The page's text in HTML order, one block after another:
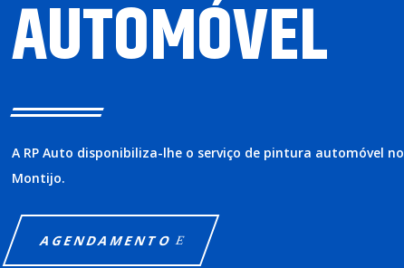
AUTOMÓVEL
A RP Auto disponibiliza-lhe o serviço de pintura automóvel no
Montijo.
AGENDAMENTO